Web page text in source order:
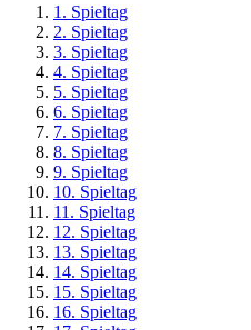
1. Spieltag
2. Spieltag
3. Spieltag
4. Spieltag
5. Spieltag
6. Spieltag
7. Spieltag
8. Spieltag
9. Spieltag
10. Spieltag
11. Spieltag
12. Spieltag
13. Spieltag
14. Spieltag
15. Spieltag
16. Spieltag